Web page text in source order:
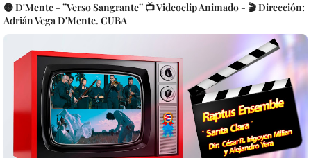
🟡 D'Mente - ¨Verso Sangrante¨ 📺 Videoclip Animado - 🎬 Dirección:
Adrián Vega D'Mente. CUBA